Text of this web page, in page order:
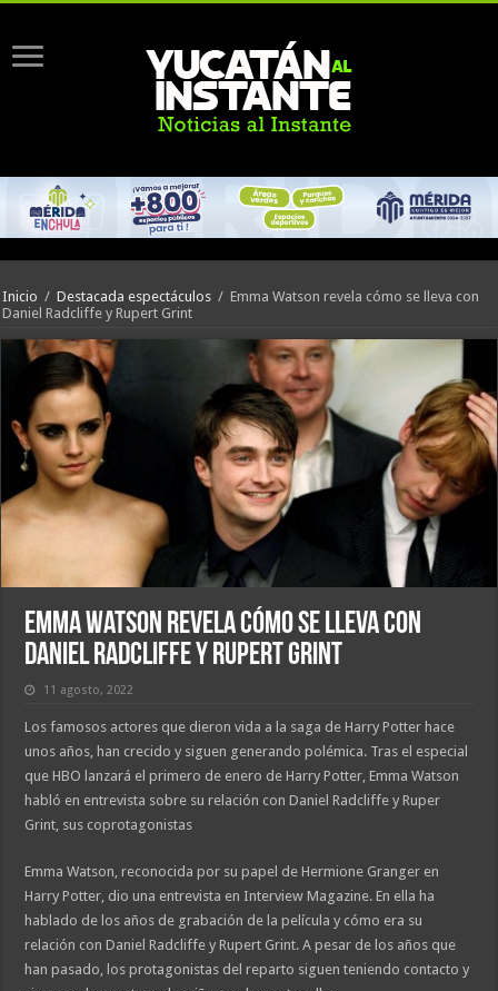
Inicio / Destacada espectáculos / Emma Watson revela cómo se lleva con
Daniel Radcliffe y Rupert Grint
Emma Watson revela cómo se lleva con
Daniel Radcliffe y Rupert Grint
11 agosto, 2022
Los famosos actores que dieron vida a la saga de Harry Potter hace
unos años, han crecido y siguen generando polémica. Tras el especial
que HBO lanzará el primero de enero de Harry Potter, Emma Watson
habló en entrevista sobre su relación con Daniel Radcliffe y Ruper
Grint, sus coprotagonistas
Emma Watson, reconocida por su papel de Hermione Granger en
Harry Potter, dio una entrevista en Interview Magazine. En ella ha
hablado de los años de grabación de la película y cómo era su
relación con Daniel Radcliffe y Rupert Grint. A pesar de los años que
han pasado, los protagonistas del reparto siguen teniendo contacto y